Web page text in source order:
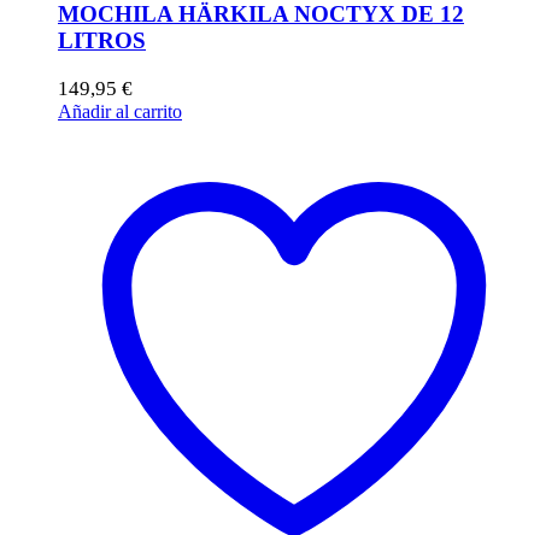
MOCHILA HÄRKILA NOCTYX DE 12
LITROS
149,95 €
Añadir al carrito